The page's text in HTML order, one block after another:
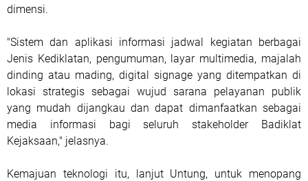
dimensi.
"Sistem dan aplikasi informasi jadwal kegiatan berbagai
Jenis Kediklatan, pengumuman, layar multimedia, majalah
dinding atau mading, digital signage yang ditempatkan di
lokasi strategis sebagai wujud sarana pelayanan publik
yang mudah dijangkau dan dapat dimanfaatkan sebagai
media informasi bagi seluruh stakeholder Badiklat
Kejaksaan," jelasnya.
Kemajuan teknologi itu, lanjut Untung, untuk menopang